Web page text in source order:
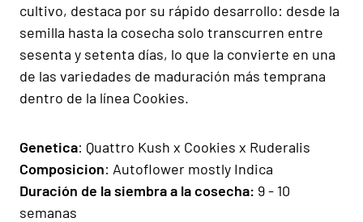
cultivo, destaca por su rápido desarrollo: desde la
semilla hasta la cosecha solo transcurren entre
sesenta y setenta días, lo que la convierte en una
de las variedades de maduración más temprana
dentro de la línea Cookies.
Genetica: Quattro Kush x Cookies x Ruderalis
Composicion: Autoflower mostly Indica
Duración de la siembra a la cosecha: 9 - 10
semanas